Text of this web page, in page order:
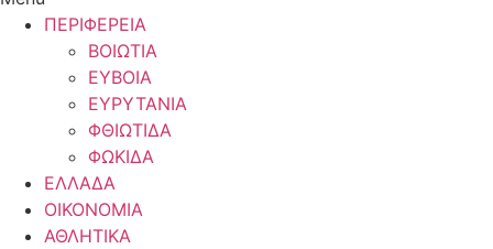
ΠΕΡΙΦΕΡΕΙΑ
ΒΟΙΩΤΙΑ
ΕΥΒΟΙΑ
ΕΥΡΥΤΑΝΙΑ
ΦΘΙΩΤΙΔΑ
ΦΩΚΙΔΑ
ΕΛΛΑΔΑ
ΟΙΚΟΝΟΜΙΑ
ΑΘΛΗΤΙΚΑ